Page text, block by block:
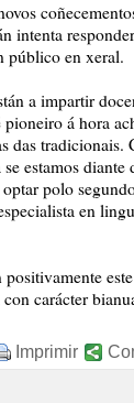
intenta
público en xeral.
a impartir
á hora
das tradicionais.
estamos diante
polo
en
este
carácter
Imprimir